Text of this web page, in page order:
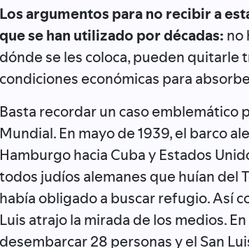
Los argumentos para no recibir a
que se han utilizado por décadas: no
dónde se les coloca, pueden quitarle
condiciones económicas para
Basta recordar un caso emblemático
Mundial. En mayo de 1939, el barco
Hamburgo hacia Cuba y Estados
todos judíos alemanes que huían del
había obligado a buscar refugio. Así
Luis atrajo la mirada de los medios.
desembarcar 28 personas y el San